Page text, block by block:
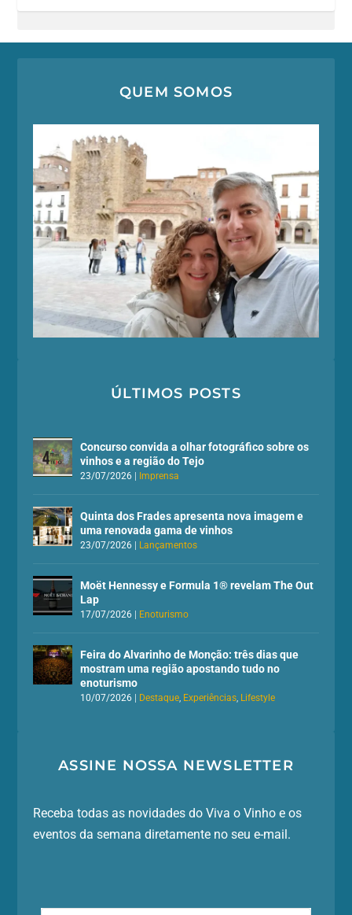
QUEM SOMOS
ÚLTIMOS POSTS
Concurso convida a olhar fotográfico sobre os
vinhos e a região do Tejo
23/07/2026 | Imprensa
Quinta dos Frades apresenta nova imagem e
uma renovada gama de vinhos
23/07/2026 | Lançamentos
Moët Hennessy e Formula 1® revelam The Out
Lap
17/07/2026 | Enoturismo
Feira do Alvarinho de Monção: três dias que
mostram uma região apostando tudo no
enoturismo
10/07/2026 | Destaque Experiências Lifestyle
ASSINE NOSSA NEWSLETTER
Receba todas as novidades do Viva o Vinho e os
eventos da semana diretamente no seu e-mail.